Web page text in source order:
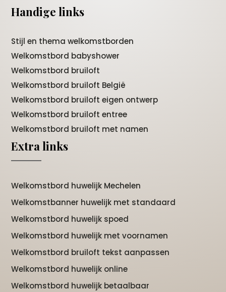
Handige links
Stijl en thema welkomstborden
Welkomstbord babyshower
Welkomstbord bruiloft
Welkomstbord bruiloft België
Welkomstbord bruiloft eigen ontwerp
Welkomstbord bruiloft entree
Welkomstbord bruiloft met namen
Extra links
Welkomstbord huwelijk Mechelen
Welkomstbanner huwelijk met standaard
Welkomstbord huwelijk spoed
Welkomstbord huwelijk met voornamen
Welkomstbord bruiloft tekst aanpassen
Welkomstbord huwelijk online
Welkomstbord huwelijk betaalbaar